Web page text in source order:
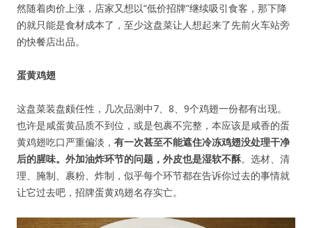
然随着肉价上涨，店家又想以“低价招牌”继续吸引食客，那下降
的就只能是食材成本了，至少这盘菜让人想起来了先前火车站旁
的快餐店出品。
蛋黄鸡翅
这盘菜装盘颇任性，几次品测中7、8、9个鸡翅一份都有出现。
也许是咸蛋黄品质不到位，或是包裹不完整，本应该是咸香的蛋
黄鸡翅吃口严重偏淡， 有一次甚至不能遮住冷冻鸡翅没处理干净
后的腥味。外加油炸环节的问题，外皮也是湿软不酥。选材、清
理、腌制、裹粉、炸制，似乎每个环节都在告诉你过去的事情就
让它过去吧，招牌蛋黄鸡翅名存实亡。